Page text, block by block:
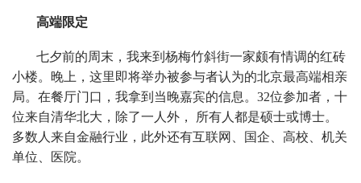
高端限定
七夕前的周末，我来到杨梅竹斜街一家颇有情调的红砖
小楼。晚上，这里即将举办被参与者认为的北京最高端相亲
局。在餐厅门口，我拿到当晚嘉宾的信息。32位参加者，十
位来自清华北大，除了一人外， 所有人都是硕士或博士。
多数人来自金融行业，此外还有互联网、国企、高校、机关
单位、医院。